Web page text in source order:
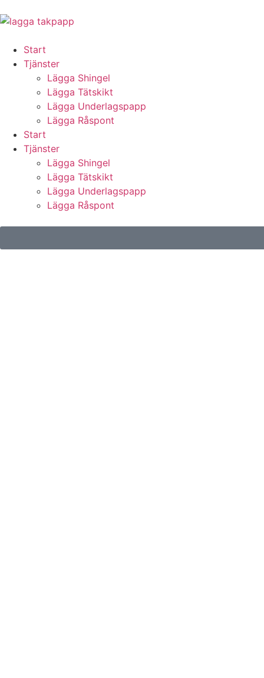
Start
Tjänster
Lägga Shingel
Lägga Tätskikt
Lägga Underlagspapp
Lägga Råspont
Start
Tjänster
Lägga Shingel
Lägga Tätskikt
Lägga Underlagspapp
Lägga Råspont